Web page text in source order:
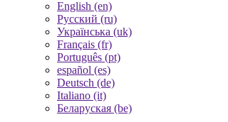
English (en)
Русский (ru)
Українська (uk)
Français (fr)
Português (pt)
español (es)
Deutsch (de)
Italiano (it)
Беларуская (be)